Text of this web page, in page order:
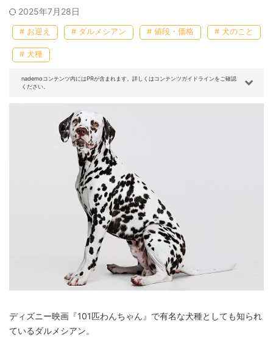
2025年7月28日
# お迎え # ダルメシアン # 値段・価格 # 犬のこと
# 犬種
nademoコンテンツ内にはPRが含まれます。詳しくはコンテンツガイドラインをご確認
ください。
ディズニー映画『101匹わんちゃん』で有名な犬種としても知られ
ているダルメシアン。